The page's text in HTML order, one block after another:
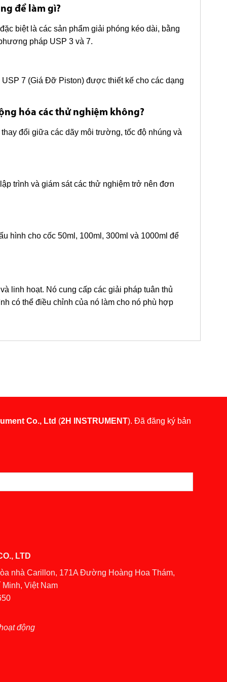
để làm gì?
biệt là các sản phẩm giải phóng kéo dài, bằng
pháp USP 3 và 7.
7 (Giá Đỡ Piston) được thiết kế cho các dạng
hóa các thử nghiệm không?
đổi giữa các dãy môi trường, tốc độ nhúng và
trình và giám sát các thử nghiệm trở nên đơn
hình cho cốc 50ml, 100ml, 300ml và 1000ml để
linh hoạt. Nó cung cấp các giải pháp tuân thủ
có thể điều chỉnh của nó làm cho nó phù hợp
Co., Ltd (2H INSTRUMENT). Đã đăng ký bản
LTD
nhà Carillon, 171A Đường Hoàng Hoa Thám,
Việt Nam
động